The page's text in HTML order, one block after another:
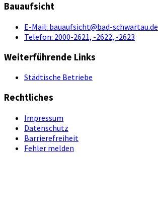
Bauaufsicht
E-Mail: bauaufsicht@bad-schwartau.de
Telefon: 2000-2621, -2622, -2623
Weiterführende Links
Städtische Betriebe
Rechtliches
Impressum
Datenschutz
Barrierefreiheit
Fehler melden